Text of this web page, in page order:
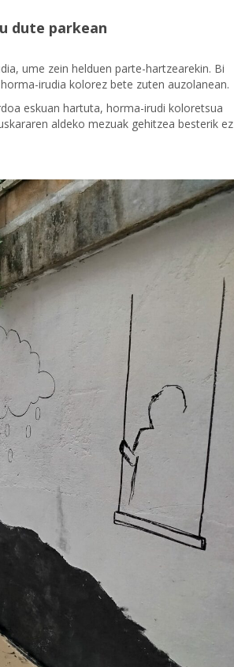
dute parkean
ume zein helduen parte-hartzearekin. Bi
irudia kolorez bete zuten auzolanean.
eskuan hartuta, horma-irudi koloretsua
aldeko mezuak gehitzea besterik ez